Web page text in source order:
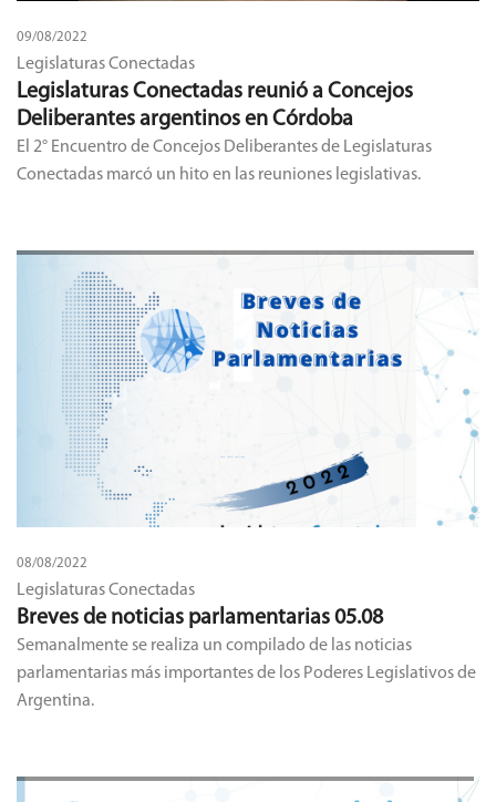
09/08/2022
Legislaturas Conectadas
Legislaturas Conectadas reunió a Concejos
Deliberantes argentinos en Córdoba
El 2° Encuentro de Concejos Deliberantes de Legislaturas
Conectadas marcó un hito en las reuniones legislativas.
08/08/2022
Legislaturas Conectadas
Breves de noticias parlamentarias 05.08
Semanalmente se realiza un compilado de las noticias
parlamentarias más importantes de los Poderes Legislativos de
Argentina.